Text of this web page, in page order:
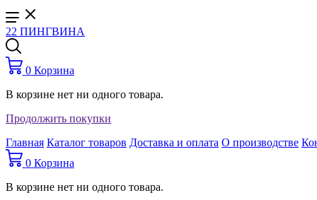
22 ПИНГВИНА
0 Корзина
В корзине нет ни одного товара.
Продолжить покупки
Главная Каталог товаров Доставка и оплата О производстве
0 Корзина
В корзине нет ни одного товара.